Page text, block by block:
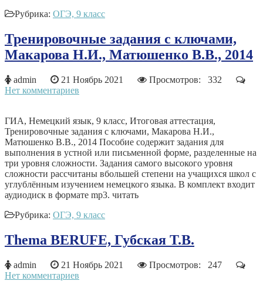
Рубрика: ОГЭ, 9 класс
Тренировочные задания с ключами,
Макарова Н.И., Матюшенко В.В., 2014
admin 21 Ноябрь 2021
Просмотров: 332
Нет комментариев
ГИА, Немецкий язык, 9 класс, Итоговая аттестация,
Тренировочные задания с ключами, Макарова Н.И.,
Матюшенко В.В., 2014 Пособие содержит задания для
выполнения в устной или письменной форме, разделенные на
три уровня сложности. Задания самого высокого уровня
сложности рассчитаны вбольшей степени на учащихся школ с
углублённым изучением немецкого языка. В комплект входит
аудиодиск в формате mp3. читать
Рубрика: ОГЭ, 9 класс
Тhema BERUFE, Губская Т.В.
admin 21 Ноябрь 2021
Просмотров: 247
Нет комментариев